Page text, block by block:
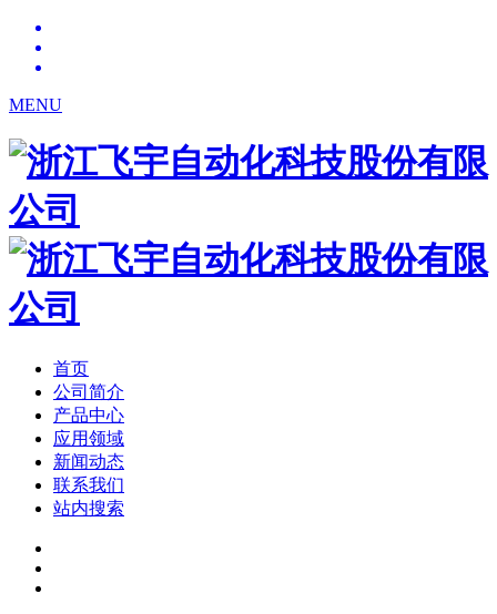
MENU
首页
公司简介
产品中心
应用领域
新闻动态
联系我们
站内搜索